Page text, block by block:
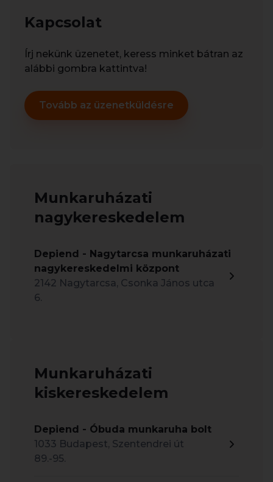
Kapcsolat
Írj nekünk üzenetet, keress minket bátran az
alábbi gombra kattintva!
Tovább az üzenetküldésre
Munkaruházati
nagykereskedelem
Depiend - Nagytarcsa munkaruházati
nagykereskedelmi központ
2142 Nagytarcsa, Csonka János utca
6.
Munkaruházati
kiskereskedelem
Depiend - Óbuda munkaruha bolt
1033 Budapest, Szentendrei út
89.-95.